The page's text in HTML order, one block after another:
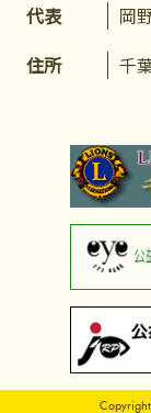
代表
岡
住所
千